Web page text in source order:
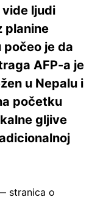
ljudi
planine
je da
AFP-a je
u Nepalu i
početku
gljive
stranica o